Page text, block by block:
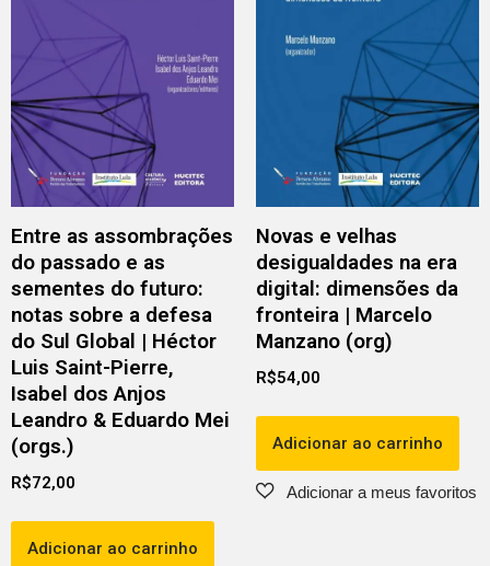
Entre as assombrações
do passado e as
sementes do futuro:
notas sobre a defesa
do Sul Global | Héctor
Luis Saint-Pierre,
Isabel dos Anjos
Leandro & Eduardo Mei
(orgs.)
R$72,00
Adicionar ao carrinho
Novas e velhas
desigualdades na era
digital: dimensões da
fronteira | Marcelo
Manzano (org)
R$54,00
Adicionar ao carrinho